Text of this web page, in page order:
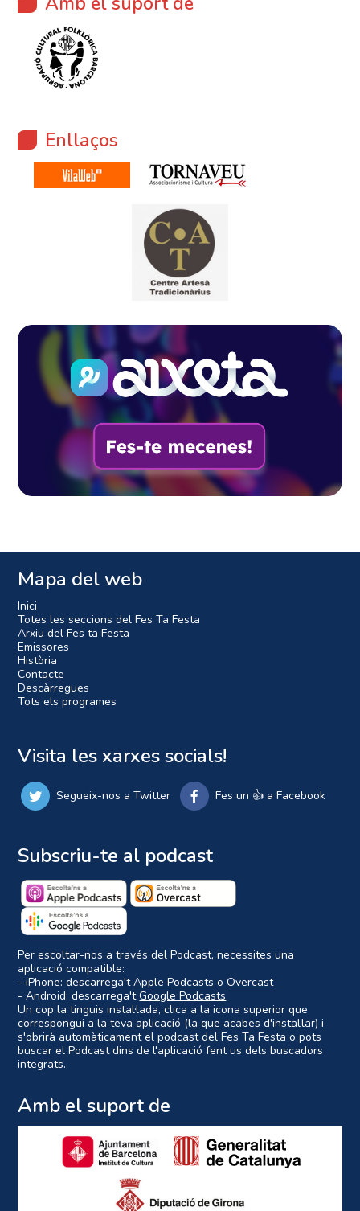
Enllaços
Mapa del web
Inici
Totes les seccions del Fes Ta Festa
Arxiu del Fes ta Festa
Emissores
Història
Contacte
Descàrregues
Tots els programes
Visita les xarxes socials!
Segueix-nos a Twitter Fes un 👍 a Facebook
Subscriu-te al podcast
Per escoltar-nos a través del Podcast, necessites una
aplicació compatible:
- iPhone: descarrega'tApple Podcasts oOvercast
- Android: descarrega'tGoogle Podcasts
Un cop la tinguis instal·lada, clica a la icona superior que
correspongui a la teva aplicació (la que acabes d'instal·lar) i
s'obrirà automàticament el podcast del Fes Ta Festa o pots
buscar el Podcast dins de l'aplicació fent us dels buscadors
integrats.
Amb el suport de